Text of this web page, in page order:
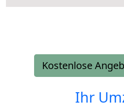
Kostenlose
Ihr